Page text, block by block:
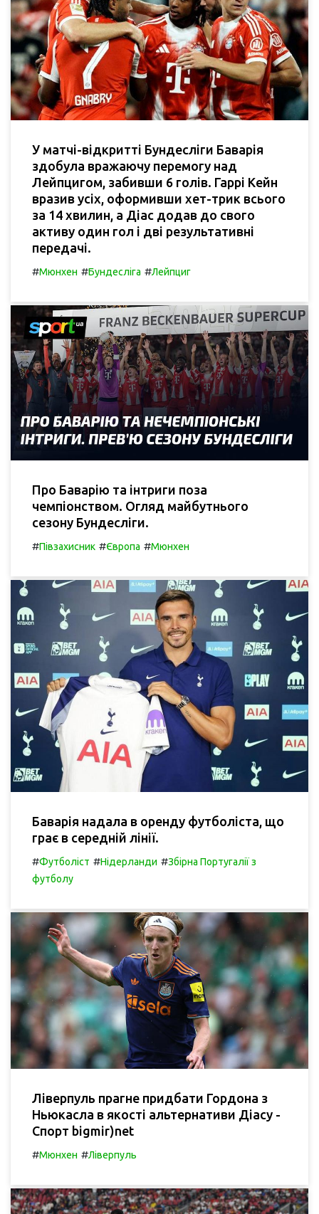
У матчі-відкритті Бундесліги Баварія
здобула вражаючу перемогу над
Лейпцигом, забивши 6 голів. Гаррі Кейн
вразив усіх, оформивши хет-трик всього
за 14 хвилин, а Діас додав до свого
активу один гол і дві результативні
передачі.
#Мюнхен #Бундесліга #Лейпциг
Про Баварію та інтриги поза
чемпіонством. Огляд майбутнього
сезону Бундесліги.
#Півзахисник #Європа #Мюнхен
Баварія надала в оренду футболіста, що
грає в середній лінії.
#Футболіст #Нідерланди #Збірна Португалії з
футболу
Ліверпуль прагне придбати Гордона з
Ньюкасла в якості альтернативи Діасу -
Спорт bigmir)net
#Мюнхен #Ліверпуль